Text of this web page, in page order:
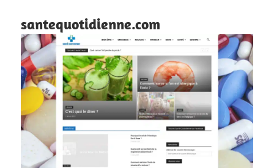
santequotidienne.com